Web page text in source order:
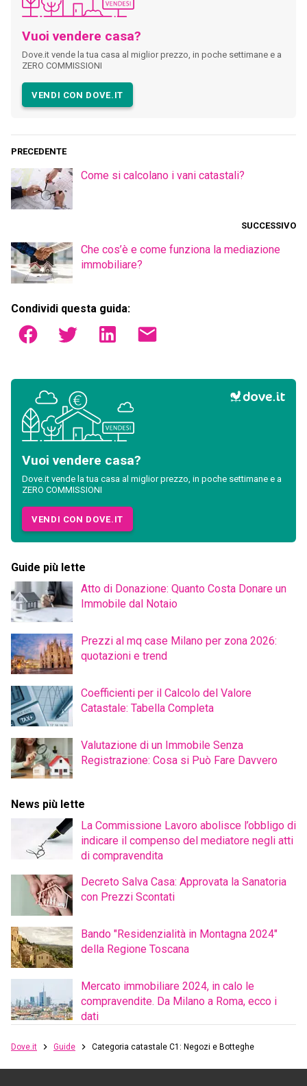
Vuoi vendere casa?
Dove.it vende la tua casa al miglior prezzo, in poche settimane e a
ZERO COMMISSIONI
VENDI CON DOVE.IT
PRECEDENTE
Come si calcolano i vani catastali?
SUCCESSIVO
Che cos’è e come funziona la mediazione
immobiliare?
Condividi questa guida:
Vuoi vendere casa?
Dove.it vende la tua casa al miglior prezzo, in poche settimane e a
ZERO COMMISSIONI
VENDI CON DOVE.IT
Guide più lette
Atto di Donazione: Quanto Costa Donare un
Immobile dal Notaio
Prezzi al mq case Milano per zona 2026:
quotazioni e trend
Coefficienti per il Calcolo del Valore
Catastale: Tabella Completa
Valutazione di un Immobile Senza
Registrazione: Cosa si Può Fare Davvero
News più lette
La Commissione Lavoro abolisce l’obbligo di
indicare il compenso del mediatore negli atti
di compravendita
Decreto Salva Casa: Approvata la Sanatoria
con Prezzi Scontati
Bando "Residenzialità in Montagna 2024"
della Regione Toscana
Mercato immobiliare 2024, in calo le
compravendite. Da Milano a Roma, ecco i
dati
Dove.it Guide Categoria catastale C1: Negozi e Botteghe